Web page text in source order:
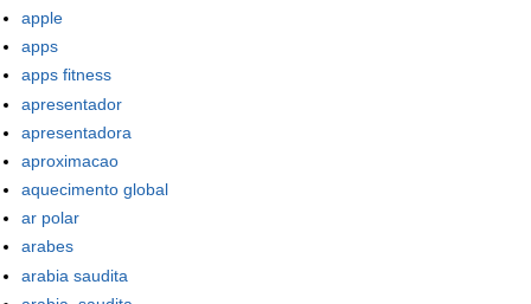
apple
apps
apps fitness
apresentador
apresentadora
aproximacao
aquecimento global
ar polar
arabes
arabia saudita